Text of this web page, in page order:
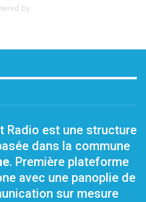
by
Radio est une structure
dans la commune
. Première plateforme
avec une panoplie de
sur mesure